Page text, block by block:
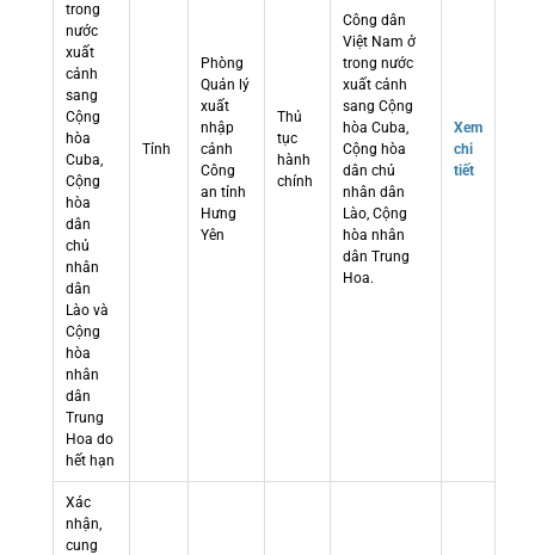
trong
nước
xuất
cảnh
sang
Cộng
hòa
Cuba,
Cộng
hòa
dân
chủ
nhân
dân
Lào và
Cộng
hòa
nhân
dân
Trung
Hoa do
hết hạn
Tỉnh
Phòng
Quản lý
xuất
nhập
cảnh
Công
an tỉnh
Hưng
Yên
Thủ
tục
hành
chính
Công dân
Việt Nam ở
trong nước
xuất cảnh
sang Cộng
hòa Cuba,
Cộng hòa
dân chủ
nhân dân
Lào, Cộng
hòa nhân
dân Trung
Hoa.
Xem
chi
tiết
Xác
nhận,
cung